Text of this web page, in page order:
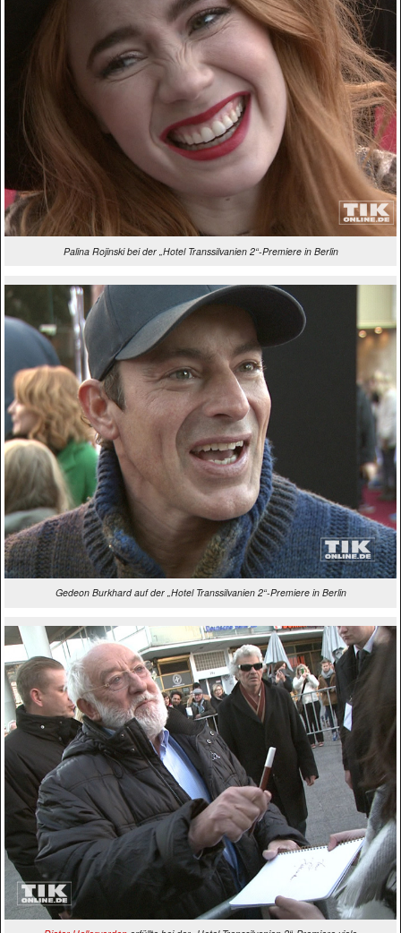
Palina Rojinski bei der „Hotel Transsilvanien 2“-Premiere in Berlin
Gedeon Burkhard auf der „Hotel Transsilvanien 2“-Premiere in Berlin